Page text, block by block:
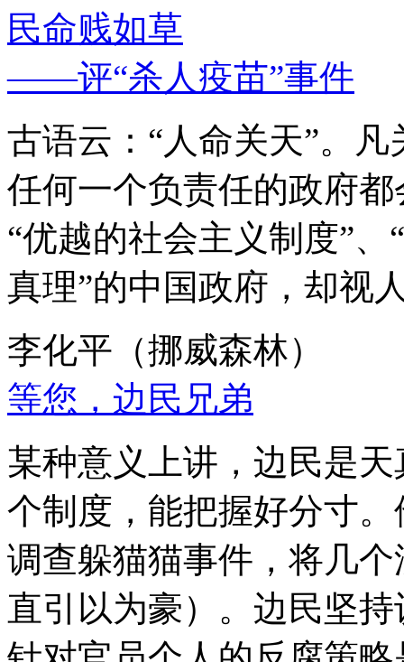
民命贱如草
——评“杀人疫苗”事件
古语云：“人命关天”。
任何一个负责任的政府
“优越的社会主义制度”
真理”的中国政府，却视
李化平（挪威森林）
等您，边民兄弟
某种意义上讲，边民是
个制度，能把握好分寸
调查躲猫猫事件，将几
直引以为豪）。边民坚